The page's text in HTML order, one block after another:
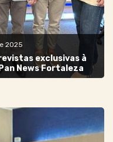
2025
exclusivas à
News Fortaleza